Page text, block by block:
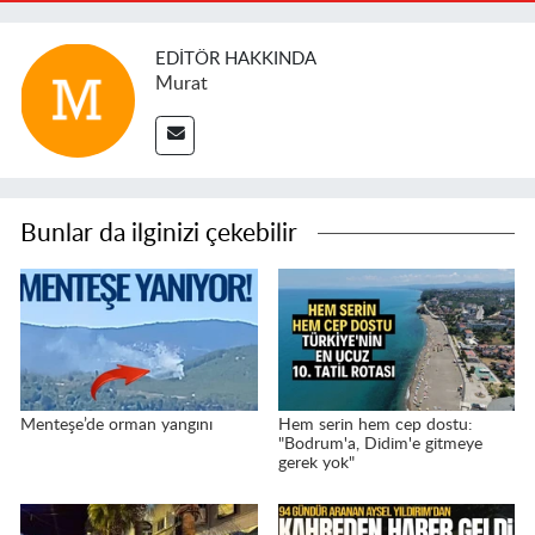
EDITÖR HAKKINDA
Murat
Bunlar da ilginizi çekebilir
Menteşe’de orman yangını
Hem serin hem cep dostu:
"Bodrum'a, Didim'e gitmeye
gerek yok"